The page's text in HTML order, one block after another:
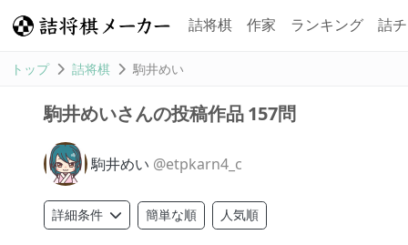
詰将棋 作家 ランキング 詰
トップ 詰将棋 駒井めい
駒井めいさんの投稿作品 157問
駒井めい @etpkarn4_c
詳細条件 簡単な順 人気順